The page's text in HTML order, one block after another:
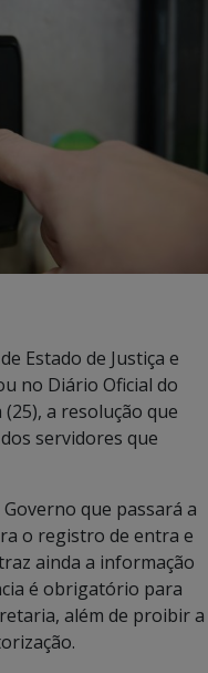
Estado de Justiça e
no Diário Oficial do
a resolução que
servidores que
que passará a
o registro de entra e
ainda a informação
é obrigatório para
além de proibir a